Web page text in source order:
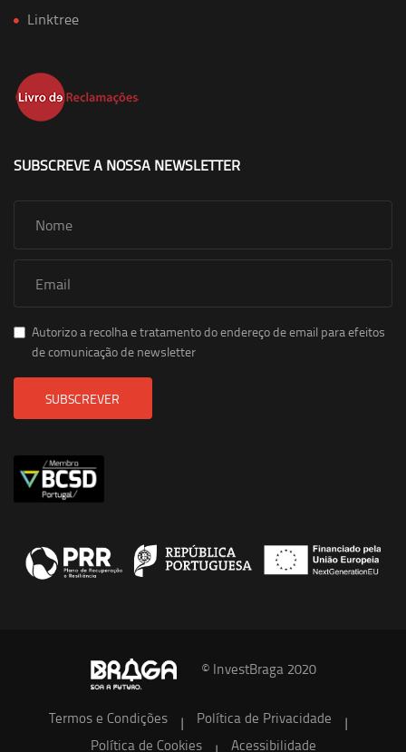
Linktree
SUBSCREVE A NOSSA NEWSLETTER
Autorizo a recolha e tratamento do endereço de email para efeitos
de comunicação de newsletter
SUBSCREVER
© InvestBraga 2020
Termos e Condições | Política de Privacidade |
Política de Cookies Acessibilidade